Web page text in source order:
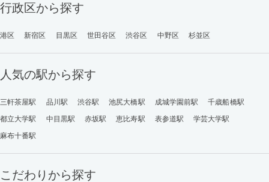
行政区から探す
港区 新宿区 目黒区 世田谷区 渋谷区 中野区 杉並区
人気の駅から探す
三軒茶屋駅 品川駅 渋谷駅 池尻大橋駅 成城学園前駅
千歳船橋駅
都立大学駅
中目黒駅 赤坂駅 恵比寿駅 表参道駅
学芸大学駅
麻布十番駅
こだわりから探す